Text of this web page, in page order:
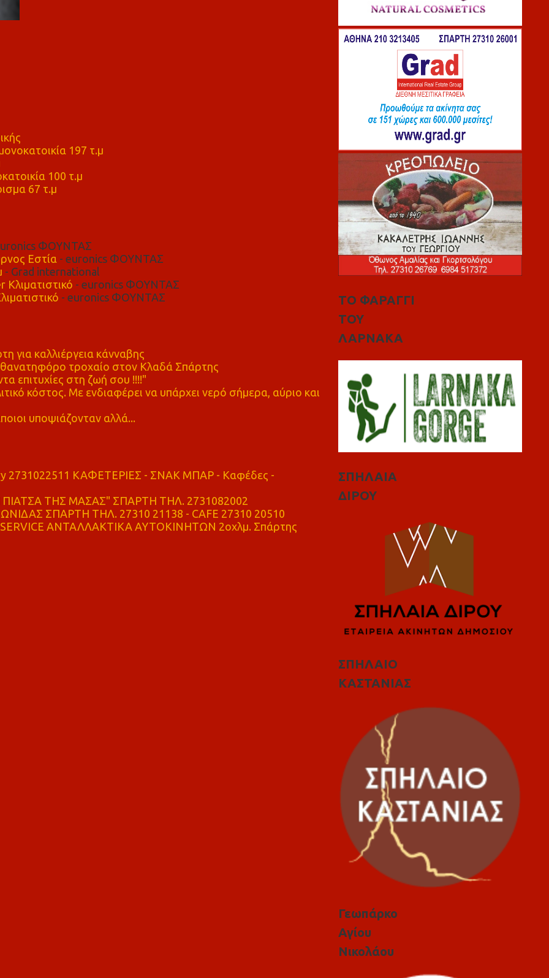
197 τ.μ
100 τ.μ
67 τ.μ
ΦΟΥΝΤΑΣ
Εστία - euronics ΦΟΥΝΤΑΣ
- Grad international
- euronics ΦΟΥΝΤΑΣ
- euronics ΦΟΥΝΤΑΣ
καλλιέργεια κάνναβης
τροχαίο στον Κλαδά Σπάρτης
επιτυχίες στη ζωή σου !!!!"
κόστος. Με ενδιαφέρει να υπάρχει νερό σήμερα, αύριο και
υποψιάζονταν αλλά...
2731022511 ΚΑΦΕΤΕΡΙΕΣ - ΣΝΑΚ ΜΠΑΡ - Καφέδες -
ΤΗΣ ΜΑΣΑΣ" ΣΠΑΡΤΗ ΤΗΛ. 2731082002
ΣΠΑΡΤΗ ΤΗΛ. 27310 21138 - CAFE 27310 20510
ΑΝΤΑΛΛΑΚΤΙΚΑ ΑΥΤΟΚΙΝΗΤΩΝ 2οχλμ. Σπάρτης
ΤΟ ΦΑΡΑΓΓΙ
ΤΟΥ
ΛΑΡΝΑΚΑ
ΣΠΗΛΑΙΑ
ΔΙΡΟΥ
ΣΠΗΛΑΙΟ
ΚΑΣΤΑΝΙΑΣ
Γεωπάρκο
Αγίου
Νικολάου